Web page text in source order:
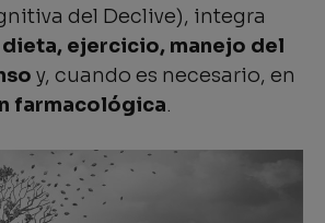
del Declive), integra
dieta, ejercicio, manejo del
y, cuando es necesario, en
farmacológica.